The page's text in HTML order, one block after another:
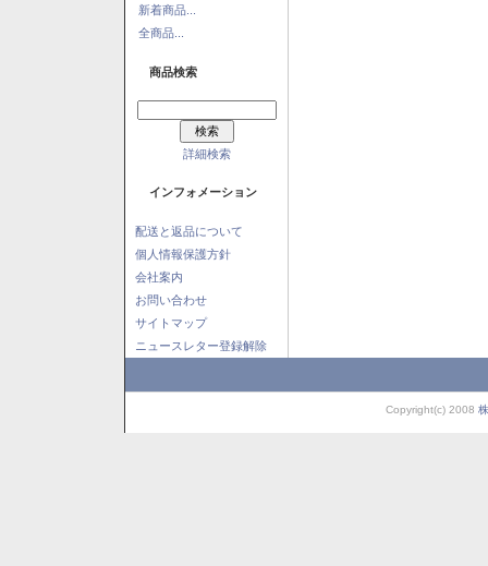
新着商品...
全商品...
商品検索
詳細検索
インフォメーション
配送と返品について
個人情報保護方針
会社案内
お問い合わせ
サイトマップ
ニュースレター登録解除
Copyright(c) 2008